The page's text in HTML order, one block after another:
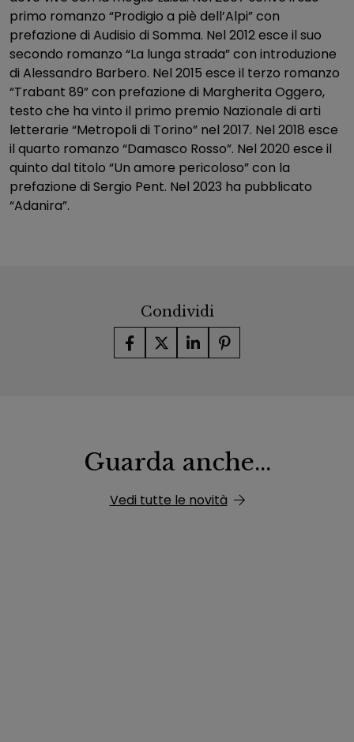
primo romanzo “Prodigio a piè dell’Alpi” con
prefazione di Audisio di Somma. Nel 2012 esce il suo
secondo romanzo “La lunga strada” con introduzione
di Alessandro Barbero. Nel 2015 esce il terzo romanzo
“Trabant 89” con prefazione di Margherita Oggero,
testo che ha vinto il primo premio Nazionale di arti
letterarie “Metropoli di Torino” nel 2017. Nel 2018 esce
il quarto romanzo “Damasco Rosso”. Nel 2020 esce il
quinto dal titolo “Un amore pericoloso” con la
prefazione di Sergio Pent. Nel 2023 ha pubblicato
“Adanira”.
Condividi
Guarda anche...
Vedi tutte le novità